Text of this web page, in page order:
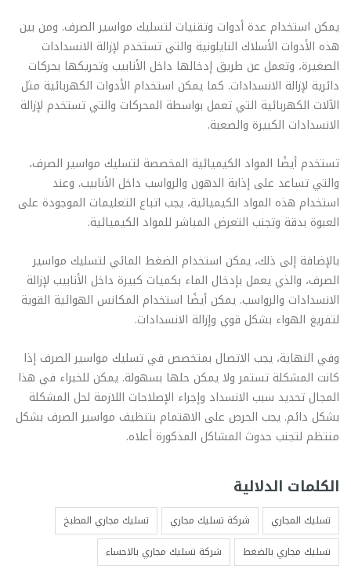
يمكن استخدام عدة أدوات وتقنيات لتسليك مواسير الصرف. ومن بين
هذه الأدوات الأسلاك النايلونية والتي تستخدم لإزالة الانسدادات
الصغيرة، وتعمل عن طريق إدخالها داخل الأنابيب وتحريكها بحركات
دائرية لإزالة الانسدادات. كما يمكن استخدام الأدوات الكهربائية مثل
الآلات الكهربائية التي تعمل بواسطة المحركات والتي تستخدم لإزالة
الانسدادات الكبيرة والصعبة.
تستخدم أيضًا المواد الكيميائية المخصصة لتسليك مواسير الصرف،
والتي تساعد على إذابة الدهون والرواسب داخل الأنابيب. وعند
استخدام هذه المواد الكيميائية، يجب اتباع التعليمات الموجودة على
العبوة بدقة وتجنب التعرض المباشر للمواد الكيميائية.
بالإضافة إلى ذلك، يمكن استخدام الضغط المائي لتسليك مواسير
الصرف، والذي يعمل بإدخال الماء بكميات كبيرة داخل الأنابيب لإزالة
الانسدادات والرواسب. يمكن أيضًا استخدام المكانس الهوائية القوية
لتفريغ الهواء بشكل قوي وإزالة الانسدادات.
وفي النهاية، يجب الاتصال بمتخصص في تسليك مواسير الصرف إذا
كانت المشكلة تستمر ولا يمكن حلها بسهولة. يمكن للخبراء في هذا
المجال تحديد سبب الانسداد وإجراء الإصلاحات اللازمة لحل المشكلة
بشكل دائم. يجب الحرص على الاهتمام بتنظيف مواسير الصرف بشكل
منتظم لتجنب حدوث المشاكل المذكورة أعلاه.
الكلمات الدلالية
تسليك المجاري شركة تسليك مجاري
تسليك مجاري المطبخ
تسليك مجاري بالضغط
شركة تسليك مجاري بالاحساء